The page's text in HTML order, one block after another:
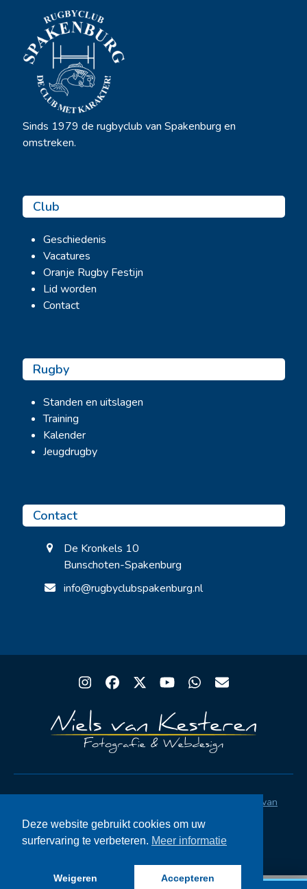
Sinds 1979 de rugbyclub van Spakenburg en
omstreken.
Club
Geschiedenis
Vacatures
Oranje Rugby Festijn
Lid worden
Contact
Rugby
Standen en uitslagen
Training
Kalender
Jeugdrugby
Contact
De Kronkels 10
Bunschoten-Spakenburg
info@rugbyclubspakenburg.nl
Instagram
Facebook
TwitterYouTubeWhatsapp
Email
Niels van
Kesteren
Privacystatement AVG
Deze website gebruikt cookies om uw
surfervaring te verbeteren. Meer informatie
Weigeren Accepteren